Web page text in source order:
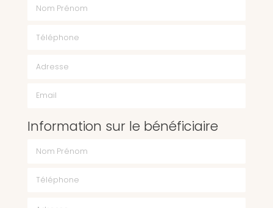
Information sur le bénéficiaire